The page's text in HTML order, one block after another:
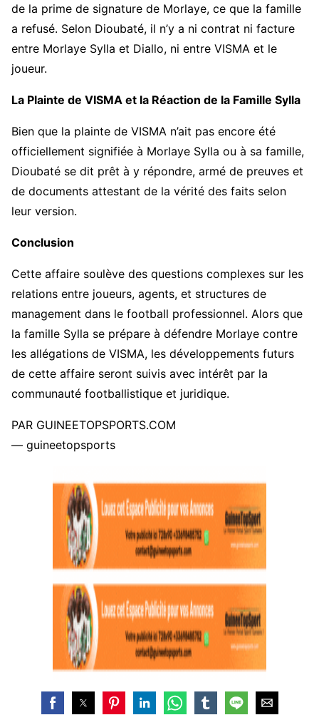
de la prime de signature de Morlaye, ce que la famille
a refusé. Selon Dioubaté, il n’y a ni contrat ni facture
entre Morlaye Sylla et Diallo, ni entre VISMA et le
joueur.
La Plainte de VISMA et la Réaction de la Famille Sylla
Bien que la plainte de VISMA n’ait pas encore été
officiellement signifiée à Morlaye Sylla ou à sa famille,
Dioubaté se dit prêt à y répondre, armé de preuves et
de documents attestant de la vérité des faits selon
leur version.
Conclusion
Cette affaire soulève des questions complexes sur les
relations entre joueurs, agents, et structures de
management dans le football professionnel. Alors que
la famille Sylla se prépare à défendre Morlaye contre
les allégations de VISMA, les développements futurs
de cette affaire seront suivis avec intérêt par la
communauté footballistique et juridique.
PAR GUINEETOPSPORTS.COM
— guineetopsports